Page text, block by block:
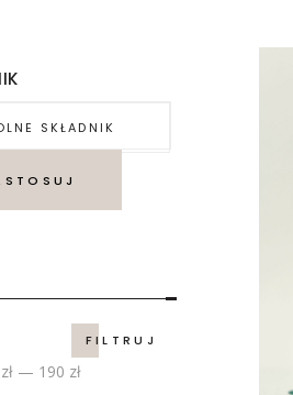
FILTRUJ
— 190 zł